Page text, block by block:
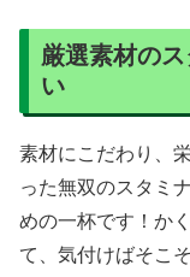
厳選素材の
い
素材にこだわり、
った無双のスタミ
めの一杯です！か
て、気付けばそこ